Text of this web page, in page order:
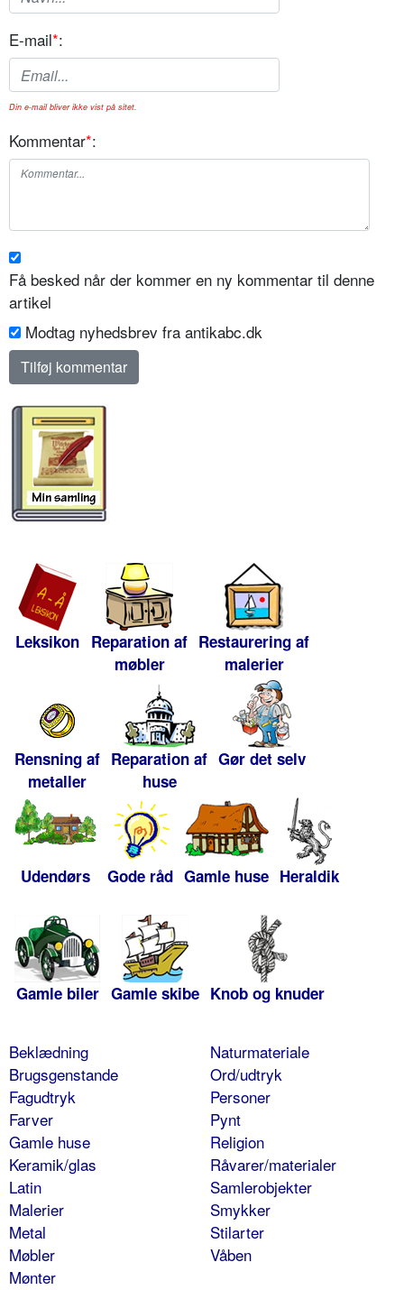
E-mail*:
Din e-mail bliver ikke vist på sitet.
Kommentar*:
Få besked når der kommer en ny kommentar til denne
artikel
Modtag nyhedsbrev fra antikabc.dk
Leksikon Reparation af
møbler
Restaurering af
malerier
Rensning af
metaller
Reparation af
huse
Gør det selv
Udendørs Gode råd Gamle huse Heraldik
Gamle biler Gamle skibe Knob og knuder
Beklædning
Brugsgenstande
Fagudtryk
Farver
Gamle huse
Keramik/glas
Latin
Malerier
Metal
Møbler
Mønter
Naturmateriale
Ord/udtryk
Personer
Pynt
Religion
Råvarer/materialer
Samlerobjekter
Smykker
Stilarter
Våben